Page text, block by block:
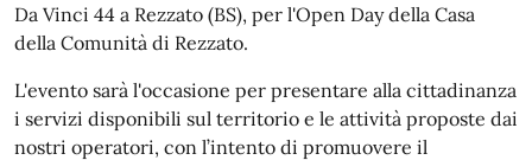
Da Vinci 44 a Rezzato (BS), per l'Open Day della Casa
della Comunità di Rezzato.
L'evento sarà l'occasione per presentare alla cittadinanza
i servizi disponibili sul territorio e le attività proposte dai
nostri operatori, con l’intento di promuovere il